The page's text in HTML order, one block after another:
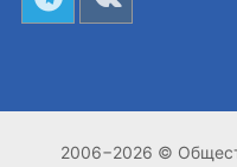
2006−2026 ©